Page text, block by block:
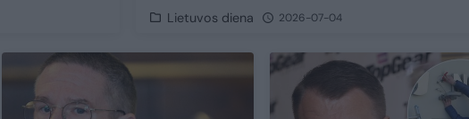
Lietuvos diena 2026-07-04